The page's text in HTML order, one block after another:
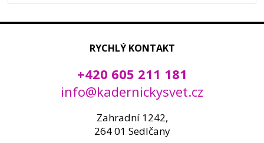
RYCHLÝ KONTAKT
+420 605 211 181
info@kadernickysvet.cz
Zahradní 1242,
264 01 Sedlčany